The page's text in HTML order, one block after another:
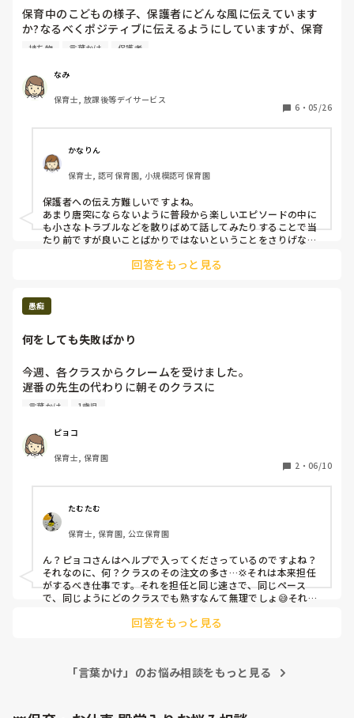
ね‥
育児放置の加担してる気分で
メンタルやられて転職したことあります‥🥲
転職先には、そのような子いなかったのでよかったです！
保育園なら、保護者の勤務時間で託児の時間ルール決まってま
せんか🤔？
保育中のこどもの様子、保護者にどんな風に伝えています
か?なるべくポジティブに伝えるようにしていますが、保育
は良いことばかりではないですよね。ケガや持ち物忘れ、ケ
でいます。責められたように感じてしまう方や、心配性の
方、保育者対して批判的に捉えてしまう方もいます。自分の
心も相手の気持ちも、こどもの健やかな成長も大切にできる
持ち物 言葉かけ 保護者
なみ
保育士, 放課後等デイサービス
6 ・ 05/26
かなりん
保育士, 認可保育園, 小規模認可保育園
保護者への伝え方難しいですよね。
あまり唐突にならないように普段から楽しいエピソードの中に
も小さなトラブルなどを散りばめて話してみたりすることで当
たり前ですが良いことばかりではないということをさりげなく
の子に限ってなどと捉えてしまう保護者の方も居ると思いま
す。
護者にも寄り添ってポジティブに伝えることは素敵だと思いま
回答をもっと見る
愚痴
何をしても失敗ばかり
今週、各クラスからクレームを受けました。
遅番の先生の代わりに朝そのクラスに
入るのですが、私が入ると子ども達は支度をしない子が多い
もう一つは掃除が遅いこと。1歳児のクラスは15人以上い
て、机、イスの水拭き、床の清掃、布団敷き、エプロンや口
ふきタオルのゆすぎをしたりするんですが、手順も悪いのや
直辛いですし、周りの目が怖いです😢
子供たちは私の話を聞かないし、ふざけて滑られてるのが分
かるからよけい腹が立ってしまう💢
言葉かけ 1歳児
ピョコ
保育士, 保育園
2 ・ 06/10
たむたむ
保育士, 保育園, 公立保育園
ん？ピョコさんはヘルプで入ってくださっているのですよね？
それなのに、何？クラスのその注文の多さ…💢それは本来担任
がするべき仕事です。それを担任と同じ速さで、同じペース
で、同じようにどのクラスでも熟すなんて無理でしょ😅それは
も、子ども達が支度をしないのはあなたのせいではないし、掃
回答をもっと見る
「言葉かけ」のお悩み相談をもっと見る